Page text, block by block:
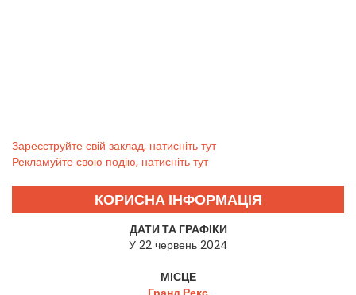
Зареєструйте свій заклад, натисніть тут
Рекламуйте свою подію, натисніть тут
КОРИСНА ІНФОРМАЦІЯ
ДАТИ ТА ГРАФІКИ
У 22 червень 2024
МІСЦЕ